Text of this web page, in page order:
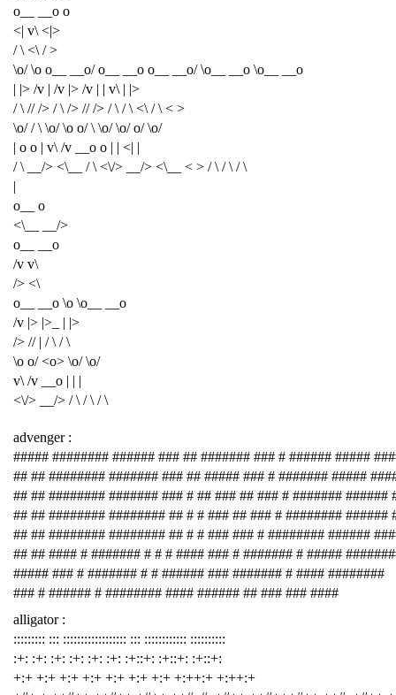
o__ __o o
<| v\ <|>
/ \ <\ / >
\o/ \o o__ __o/ o__ __o o__ __o/ \o__ __o \o__ __o
| |> /v | /v |> /v | | v\ | |>
/ \ // /> / \ /> // /> / \ / \ <\ / \ < >
\o/ / \ \o/ \o o/ \ \o/ \o/ o/ \o/
| o o | v\ /v __o o | | <| |
/ \ __/> <\__ / \ <\/> __/> <\__ < > / \ / \ / \
|
o__ o
<\__ __/>
o__ __o
/v v\
/> <\
o__ __o \o \o__ __o
/v |> |>_ | |>
/> // | / \ / \
\o o/ <o> \o/ \o/
v\ /v __o | | |
<\/> __/> / \ / \ / \
advenger :
##### ######## ###### ### ## ####### ### # ###### #####
## ## ######## ####### ### ## ##### ### # ####### #####
## ## ######## ####### ### # ## ### ## ### # ####### ######
## ## ######## ######## ## # # ### ## ### # ######## ######
## ## ######## ######## ## # # ### ### # ######## ######
## ## #### # ####### # # # #### ### # ####### # #####
##### ### # ####### # # ###### ### ####### # #### ########
### # ###### # ######## #### ###### ## ### ### ####
alligator :
::::::::: ::: :::::::::::::::::: ::: :::::::::::: ::::::::::
:+: :+: :+: :+: :+: :+: :+::+: :+::+: :+::+:
+:+ +:+ +:+ +:+ +:+ +:+ +:+ +:++:+ +:++:+